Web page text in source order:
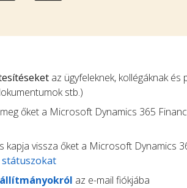
az ügyfeleknek, kollégáknak és
stb.)
őket a Microsoft Dynamics 365
kapja vissza őket a Microsoft Dynamics
az e-mail fiókjába